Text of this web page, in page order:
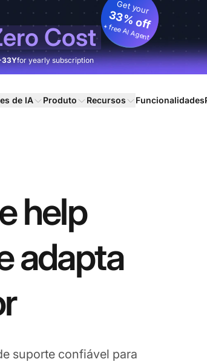
Cost
Get your
33% off
+ free AI Agent
33Yfor yearly subscription
de IA Produto Recursos Funcionalidades
help
adapta
suporte confiável para